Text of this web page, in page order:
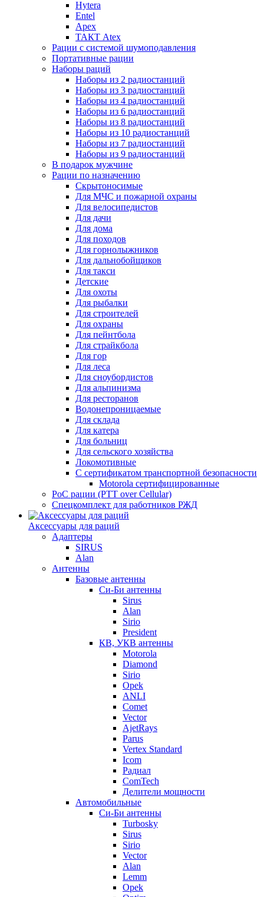
Hytera
Entel
Apex
ТАКТ Atex
Рации с системой шумоподавления
Портативные рации
Наборы раций
Наборы из 2 радиостанций
Наборы из 3 радиостанций
Наборы из 4 радиостанций
Наборы из 6 радиостанций
Наборы из 8 радиостанций
Наборы из 10 радиостанций
Наборы из 7 радиостанций
Наборы из 9 радиостанций
В подарок мужчине
Рации по назначению
Скрытоносимые
Для МЧС и пожарной охраны
Для велосипедистов
Для дачи
Для дома
Для походов
Для горнолыжников
Для дальнобойщиков
Для такси
Детские
Для охоты
Для рыбалки
Для строителей
Для охраны
Для пейнтбола
Для страйкбола
Для гор
Для леса
Для сноубордистов
Для альпинизма
Для ресторанов
Водонепроницаемые
Для склада
Для катера
Для больниц
Для сельского хозяйства
Локомотивные
С сертификатом транспортной безопасности
Motorola сертифицированные
PoC рации (PTT over Cellular)
Спецкомплект для работников РЖД
Аксессуары для раций
Адаптеры
SIRUS
Alan
Антенны
Базовые антенны
Си-Би антенны
Sirus
Alan
Sirio
President
КВ, УКВ антенны
Motorola
Diamond
Sirio
Opek
ANLI
Comet
Vector
AjetRays
Parus
Vertex Standard
Icom
Радиал
ComTech
Делители мощности
Автомобильные
Си-Би антенны
Turbosky
Sirus
Sirio
Vector
Alan
Lemm
Opek